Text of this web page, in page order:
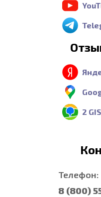
2 GIS
Телефон:
8 (800)